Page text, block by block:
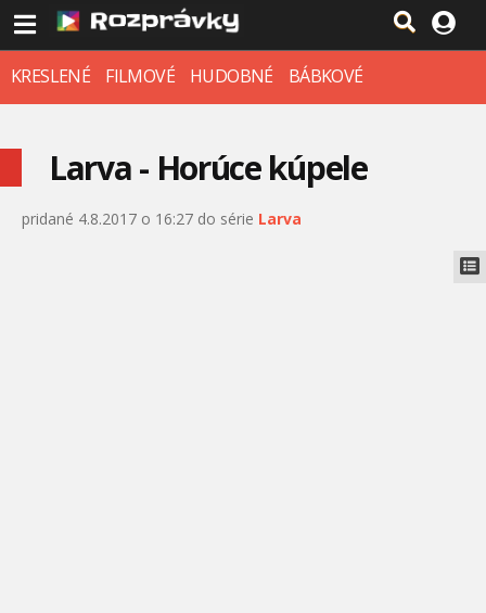
KRESLENÉ FILMOVÉ HUDOBNÉ BÁBKOVÉ
Larva - Horúce kúpele
pridané 4.8.2017 o 16:27 do série Larva